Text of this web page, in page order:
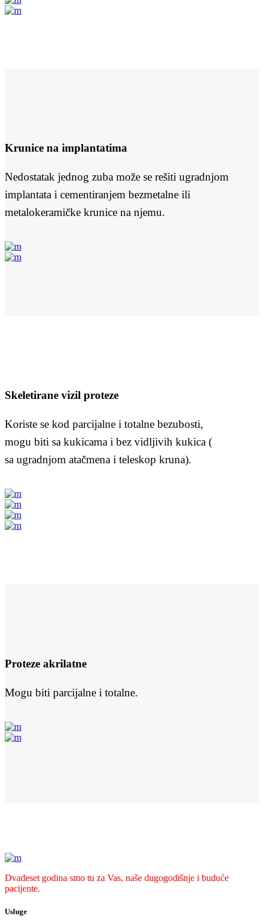
Krunice na implantatima
Nedostatak jednog zuba može se rešiti ugradnjom
implantata i cementiranjem bezmetalne ili
metalokeramičke krunice na njemu.
Skeletirane vizil proteze
Koriste se kod parcijalne i totalne bezubosti,
mogu biti sa kukicama i bez vidljivih kukica (
sa ugradnjom atačmena i teleskop kruna).
Proteze akrilatne
Mogu biti parcijalne i totalne.
Dvadeset godina smo tu za Vas, naše dugogodišnje i buduće
pacijente.
Usluge